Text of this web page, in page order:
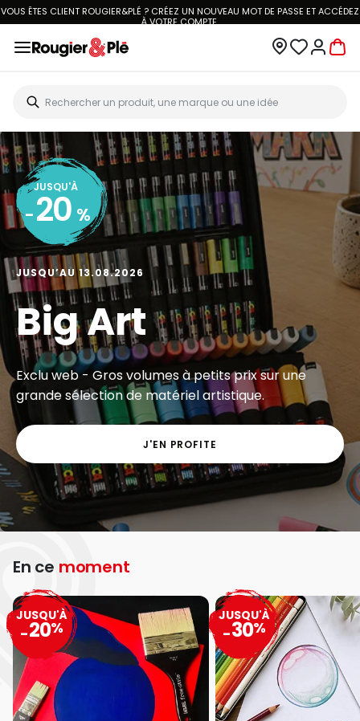
LIVRAISON À DOMICILE OFFERTE DÈS 70€.VOIR CONDITIONS
JUSQU'À
- 30 %
JUSQU’AU 13.09.2026
Rentrée scolaire
Anticipez la rentrée et complétez dès aujourd’hui
votre liste de fournitures scolaires !
J’EN PROFITE
En ce moment
JUSQU'À
-20%
JUSQU'À
-30%